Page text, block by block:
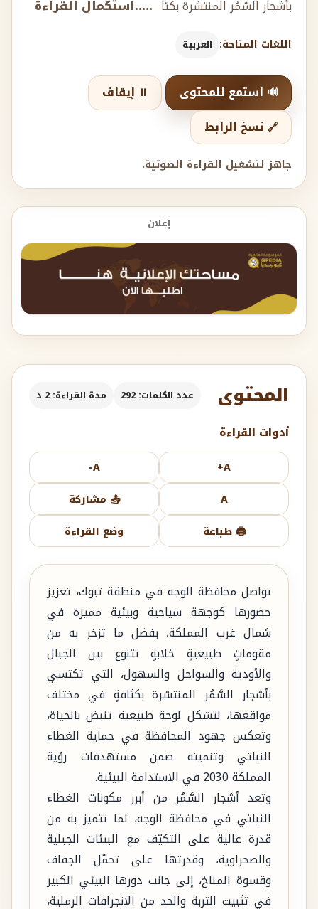
بأشجار السَّمُر المنتشرة بكثا .....استكمال القراءة
اللغات المتاحة: العربية
🔊 استمع للمحتوى
⏸️ إيقاف
🔗 نسخ الرابط
جاهز لتشغيل القراءة الصوتية.
إعلان
المحتوى عدد الكلمات: 292 مدة القراءة: 2 د
أدوات القراءة
A+
A-
A
📤 مشاركة
🖨️ طباعة
وضع القراءة
تواصل محافظة الوجه في منطقة تبوك، تعزيز
حضورها كوجهة سياحية وبيئية مميزة في
شمال غرب المملكة، بفضل ما تزخر به من
مقوماتٍ طبيعيةٍ خلابةٍ تتنوع بين الجبال
والأودية والسواحل والسهول، التي تكتسي
بأشجار السَّمُر المنتشرة بكثافةٍ في مختلف
مواقعها، لتشكل لوحة طبيعية تنبض بالحياة،
وتعكس جهود المحافظة في حماية الغطاء
النباتي وتنميته ضمن مستهدفات رؤية
المملكة 2030 في الاستدامة البيئية.
وتعد أشجار السَّمُر من أبرز مكونات الغطاء
النباتي في محافظة الوجه، لما تتميز به من
قدرة عالية على التكيّف مع البيئات الجبلية
والصحراوية، وقدرتها على تحمّل الجفاف
وقسوة المناخ، إلى جانب دورها البيئي الكبير
في تثبيت التربة والحد من الانجرافات الرملية،